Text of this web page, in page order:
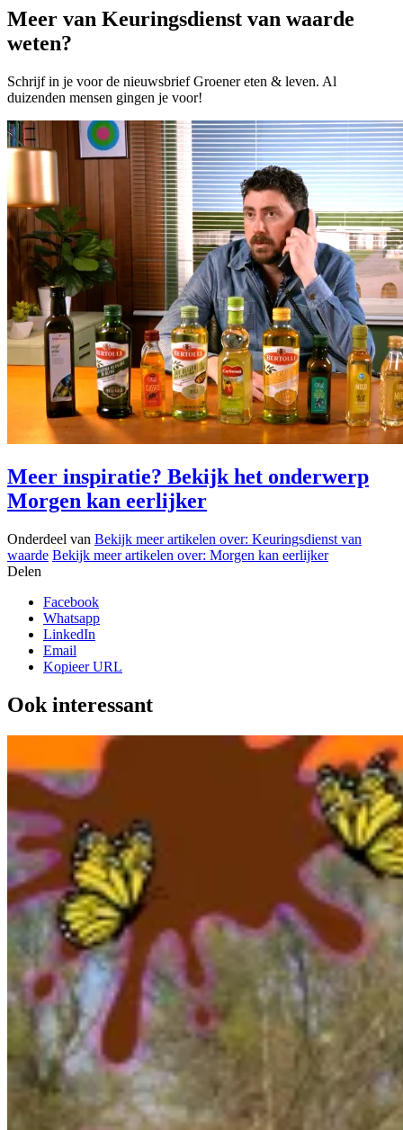
Meer van Keuringsdienst van waarde
weten?
Schrijf in je voor de nieuwsbrief Groener eten & leven. Al
duizenden mensen gingen je voor!
Meer inspiratie? Bekijk het onderwerp
Morgen kan eerlijker
Onderdeel van Bekijk meer artikelen over: Keuringsdienst van
waarde Bekijk meer artikelen over: Morgen kan eerlijker
Delen
Facebook
Whatsapp
LinkedIn
Email
Kopieer URL
Ook interessant